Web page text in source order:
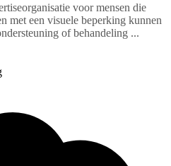
voor mensen die
met een visuele beperking kunnen
of behandeling ...